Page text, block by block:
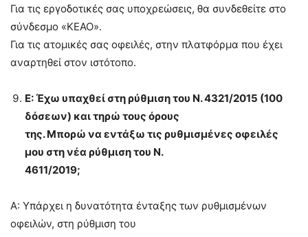
Για τις εργοδοτικές σας υποχρεώσεις, θα συνδεθείτε στο
σύνδεσμο «ΚΕΑΟ».
Για τις ατομικές σας οφειλές, στην πλατφόρμα που έχει
αναρτηθεί στον ιστότοπο.
Ε: Έχω υπαχθεί στη ρύθμιση του Ν. 4321/2015 (100
δόσεων) και τηρώ τους όρους
της. Μπορώ να εντάξω τις ρυθμισμένες οφειλές
μου στη νέα ρύθμιση του Ν.
4611/2019;
Α: Υπάρχει η δυνατότητα ένταξης των ρυθμισμένων
οφειλών, στη ρύθμιση του